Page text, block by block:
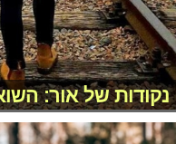
נקודות של אור: